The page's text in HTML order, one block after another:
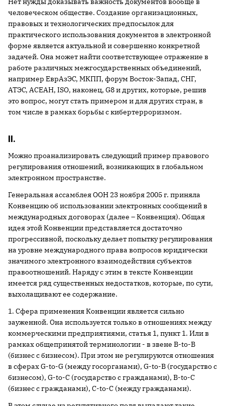
человеческом обществе. Создание организационных,
правовых и технологических предпосылок для
практического использования документов в электронной
форме является актуальной и совершенно конкретной
задачей. Она может найти соответствующее отражение в
работе различных межгосударственных объединений,
например ЕврАзЭС, МКПП, форум Восток-Запад, СНГ,
АТЭС, АСЕАН, ISO, наконец, G8 и других, которые, решив
это вопрос, могут стать примером и для других стран, в
том числе в рамках борьбы с кибертерроризмом.
II.
Можно проанализировать следующий пример правового
регулирования отношений, возникающих в глобальном
электронном пространстве.
Генеральная ассамблея ООН 23 ноября2005 г. приняла
Конвенцию об использовании электронных сообщений в
международных договорах (далее – Конвенция). Общая
идея этой Конвенции представляется достаточно
прогрессивной, поскольку делает попытку регулирования
на уровне международного права вопросов юридически
значимого электронного взаимодействия субъектов
правоотношений. Наряду с этим в тексте Конвенции
имеется ряд существенных недостатков, которые, по сути,
выхолащивают ее содержание.
1. Сфера применения Конвенции является сильно
зауженной. Она используется только в отношениях между
коммерческими предприятиями, статья 1, пункт 1. Или в
рамках общепринятой терминологии - в звене B-to-B
(бизнес с бизнесом). При этом не регулируются отношения
в сферах G-to-G (между госорганами), G-to-B (государство с
бизнесом), G-to-C (государство с гражданами), B-to-C
(бизнес с гражданами), C-to-C (между гражданами).